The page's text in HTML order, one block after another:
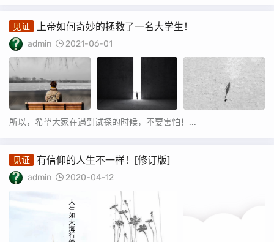
见证 上帝如何奇妙的拯救了一名大学生！
admin 2021-06-01
所以，希望大家在遇到试探的时候，不要害怕！...
见证 有信仰的人生不一样！[修订版]
admin 2020-04-12